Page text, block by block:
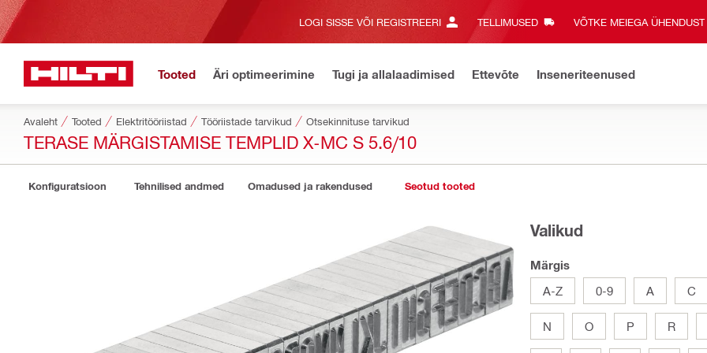
LOGI SISSE VÕI REGISTREERI TELLIMUSED VÕTKE MEIEGA ÜHENDUST‎
Tooted Äri optimeerimine Tugi ja allalaadimised Ettevõte Inseneriteenused
Avaleht Tooted Elektritööriistad Tööriistade tarvikud Otsekinnituse tarvikud
TERASE MÄRGISTAMISE TEMPLID X-MC S 5.6/10
Konfiguratsioon Tehnilised andmed Omadused ja rakendused Seotud tooted
Valikud
Märgis
A-Z
0-9 A C
N O P R